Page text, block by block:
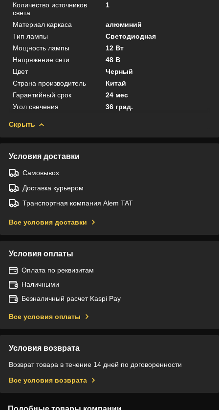
Количество источников
света
1
Материал каркаса
алюминий
Тип лампы
Светодиодная
Мощность лампы
12 Вт
Напряжение сети
48 В
Цвет
Черный
Страна производитель
Китай
Гарантийный срок
24 мес
Угол свечения
36 град.
Скрыть
Условия доставки
Самовывоз
Доставка курьером
Транспортная компания Alem TAT
Все условия доставки
Условия оплаты
Оплата по реквизитам
Наличными
Безналичный расчет Kaspi Pay
Все условия оплаты
Условия возврата
Возврат товара в течение 14 дней по договоренности
Все условия возврата